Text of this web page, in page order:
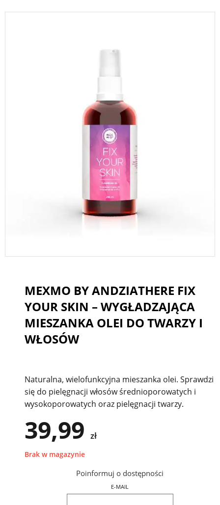
MEXMO BY ANDZIATHERE FIX
YOUR SKIN – WYGŁADZAJĄCA
MIESZANKA OLEI DO TWARZY I
WŁOSÓW
Naturalna, wielofunkcyjna mieszanka olei. Sprawdzi
się do pielęgnacji włosów średnioporowatych i
wysokoporowatych oraz pielęgnacji twarzy.
39,99 zł
Brak w magazynie
Poinformuj o dostępności
E-MAIL